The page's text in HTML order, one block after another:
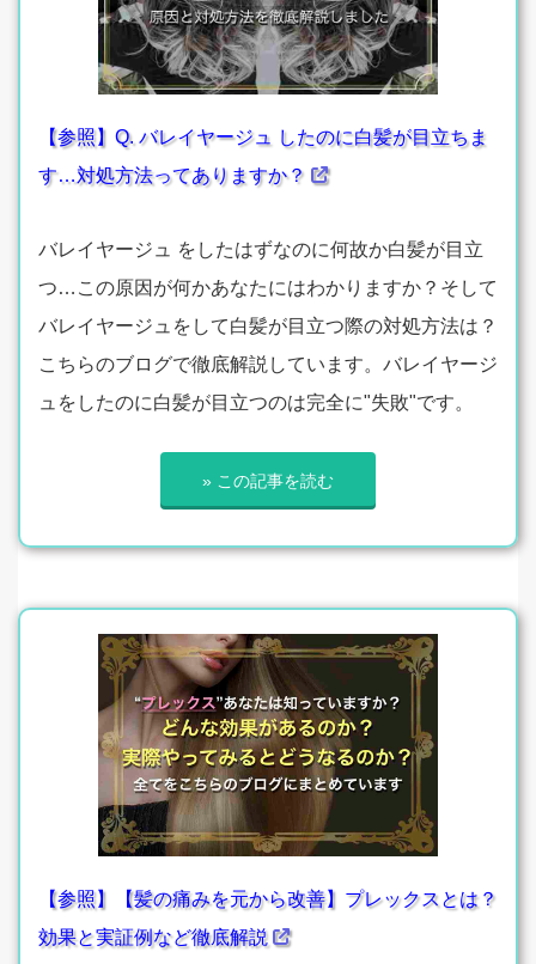
【参照】Q. バレイヤージュ したのに白髪が目立ちま
す…対処方法ってありますか？
バレイヤージュ をしたはずなのに何故か白髪が目立
つ…この原因が何かあなたにはわかりますか？そして
バレイヤージュをして白髪が目立つ際の対処方法は？
こちらのブログで徹底解説しています。バレイヤージ
ュをしたのに白髪が目立つのは完全に"失敗"です。
» この記事を読む
【参照】【髪の痛みを元から改善】プレックスとは？
効果と実証例など徹底解説